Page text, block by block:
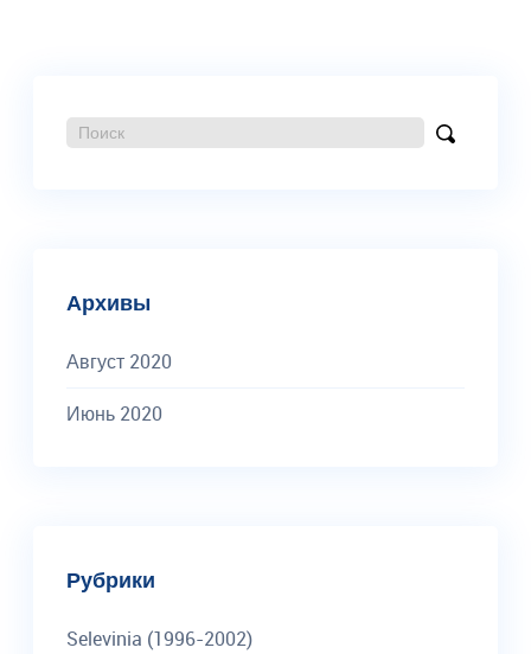
Поиск: Найти
Архивы
Август 2020
Июнь 2020
Рубрики
Selevinia (1996-2002)